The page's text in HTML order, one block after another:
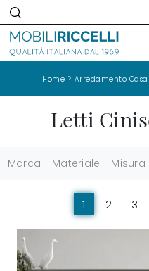
Home > Arredamento Casa
Letti
Marca Materiale Misura
1 2 3